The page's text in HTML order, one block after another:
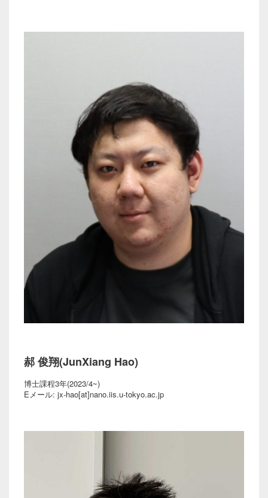
郝 俊翔(JunXiang Hao)
博士課程3年(2023/4~)
Eメール: jx-hao[at]nano.iis.u-tokyo.ac.jp